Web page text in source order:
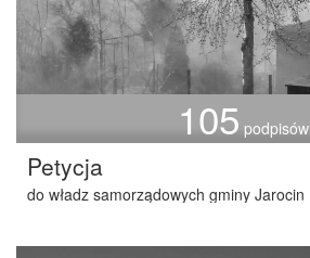
105 podpisów
Petycja
do władz samorządowych gminy Jarocin